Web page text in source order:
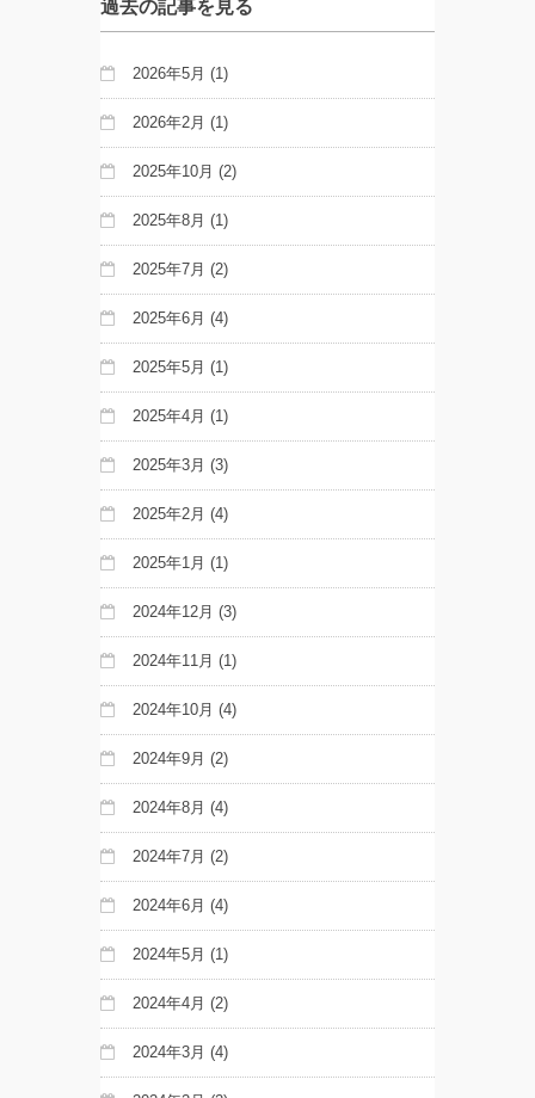
過去の記事を見る
2026年5月 (1)
2026年2月 (1)
2025年10月 (2)
2025年8月 (1)
2025年7月 (2)
2025年6月 (4)
2025年5月 (1)
2025年4月 (1)
2025年3月 (3)
2025年2月 (4)
2025年1月 (1)
2024年12月 (3)
2024年11月 (1)
2024年10月 (4)
2024年9月 (2)
2024年8月 (4)
2024年7月 (2)
2024年6月 (4)
2024年5月 (1)
2024年4月 (2)
2024年3月 (4)